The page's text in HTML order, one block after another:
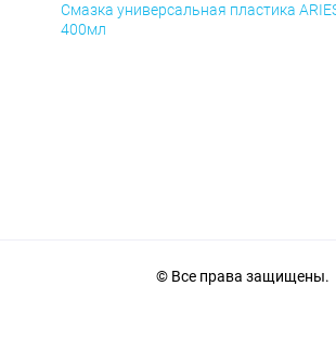
Смазка универсальная пластика
400мл
© Все права защищены.